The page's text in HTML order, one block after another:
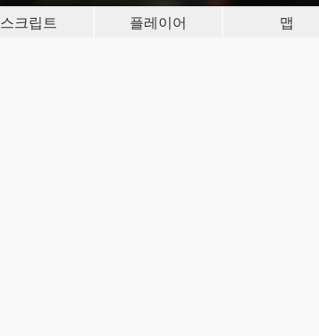
스크립트 플레이어 맵